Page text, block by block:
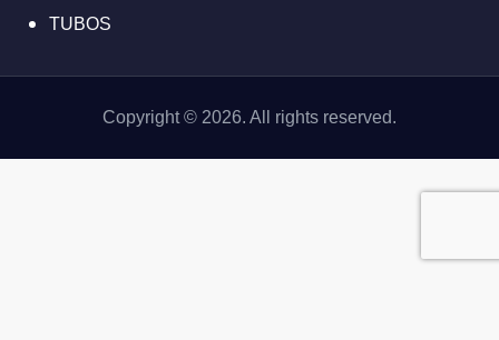
TUBOS
Copyright © 2026. All rights reserved.